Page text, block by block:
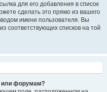
для его добавления в список
сделать это прямо из вашего
имени пользователя. Вы
соответствующих списков на той
или форумам?